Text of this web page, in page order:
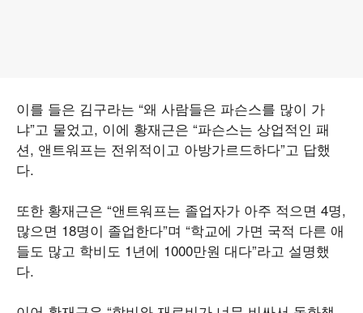
이를 들은 김구라는 “왜 사람들은 파슨스를 많이 가
냐”고 물었고, 이에 황재근은 “파슨스는 상업적인 패
션, 앤트워프는 전위적이고 아방가르드하다”고 답했
다.
또한 황재근은 “앤트워프는 졸업자가 아주 적으면 4명,
많으면 18명이 졸업한다”며 “학교에 가면 국적 다른 애
들도 많고 학비도 1년에 1000만원 대다”라고 설명했
다.